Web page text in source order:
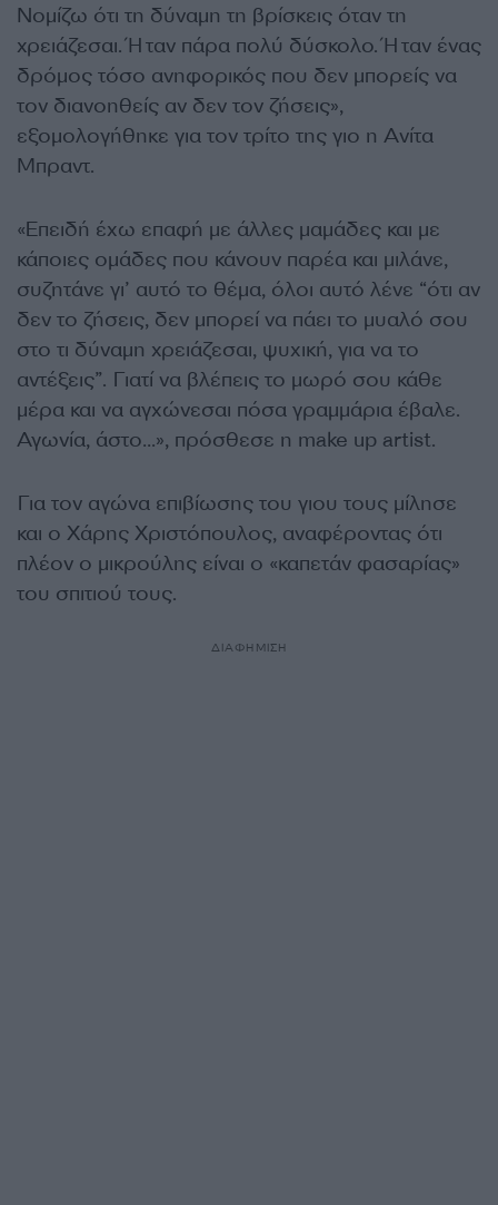
Νομίζω ότι τη δύναμη τη βρίσκεις όταν τη
χρειάζεσαι. Ήταν πάρα πολύ δύσκολο. Ήταν ένας
δρόμος τόσο ανηφορικός που δεν μπορείς να
τον διανοηθείς αν δεν τον ζήσεις»,
εξομολογήθηκε για τον τρίτο της γιο η Ανίτα
Μπραντ.
«Επειδή έχω επαφή με άλλες μαμάδες και με
κάποιες ομάδες που κάνουν παρέα και μιλάνε,
συζητάνε γι’ αυτό το θέμα, όλοι αυτό λένε “ότι αν
δεν το ζήσεις, δεν μπορεί να πάει το μυαλό σου
στο τι δύναμη χρειάζεσαι, ψυχική, για να το
αντέξεις”. Γιατί να βλέπεις το μωρό σου κάθε
μέρα και να αγχώνεσαι πόσα γραμμάρια έβαλε.
Αγωνία, άστο…», πρόσθεσε η make up artist.
Για τον αγώνα επιβίωσης του γιου τους μίλησε
και ο Χάρης Χριστόπουλος, αναφέροντας ότι
πλέον ο μικρούλης είναι ο «καπετάν φασαρίας»
του σπιτιού τους.
ΔΙΑΦΗΜΙΣΗ